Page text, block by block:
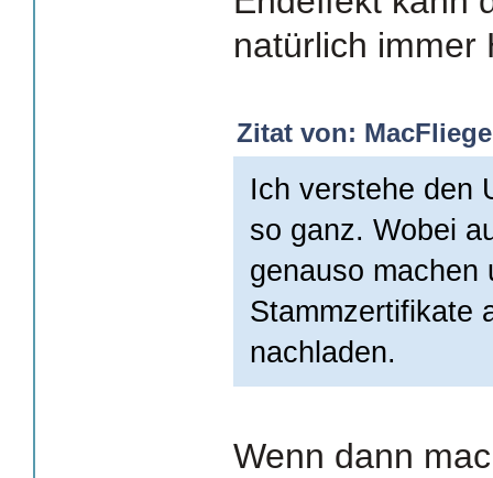
natürlich immer
Zitat von:
Ich verstehe den
so ganz. Wobei
genauso machen
Stammzertifikate
nachladen.
Wenn dann